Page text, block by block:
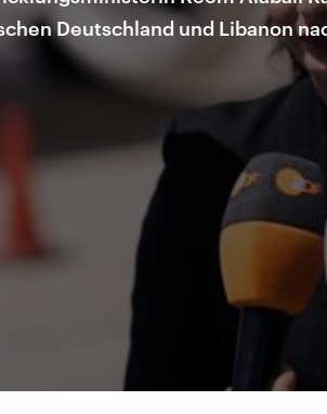
Deutschland und Libanon